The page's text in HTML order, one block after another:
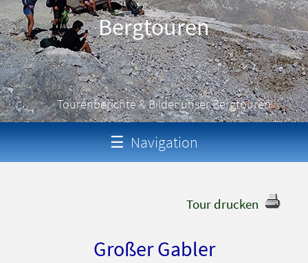
Bergtouren
Tourenberichte & Bilder unser Bergtouren
☰Navigation
Tour drucken
Großer Gabler